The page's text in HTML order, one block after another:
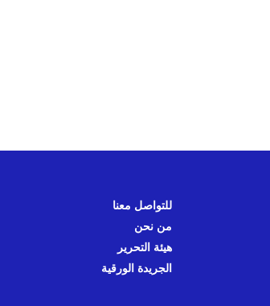
للتواصل معنا
من نحن
هيئة التحرير
الجريدة الورقية